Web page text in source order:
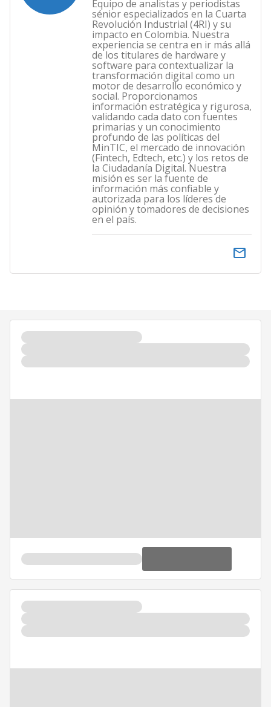
Equipo de analistas y periodistas
sénior especializados en la Cuarta
Revolución Industrial (4RI) y su
impacto en Colombia. Nuestra
experiencia se centra en ir más allá
de los titulares de hardware y
software para contextualizar la
transformación digital como un
motor de desarrollo económico y
social. Proporcionamos
información estratégica y rigurosa,
validando cada dato con fuentes
primarias y un conocimiento
profundo de las políticas del
MinTIC, el mercado de innovación
(Fintech, Edtech, etc.) y los retos de
la Ciudadanía Digital. Nuestra
misión es ser la fuente de
información más confiable y
autorizada para los líderes de
opinión y tomadores de decisiones
en el país.
email